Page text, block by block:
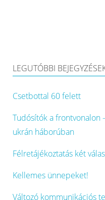
LEGUTÓBBI
Csetbottal 60 felett
Tudósítók a frontvonalon
ukrán háborúban
Félretájékoztatás két
Kellemes ünnepeket!
Változó kommunikációs